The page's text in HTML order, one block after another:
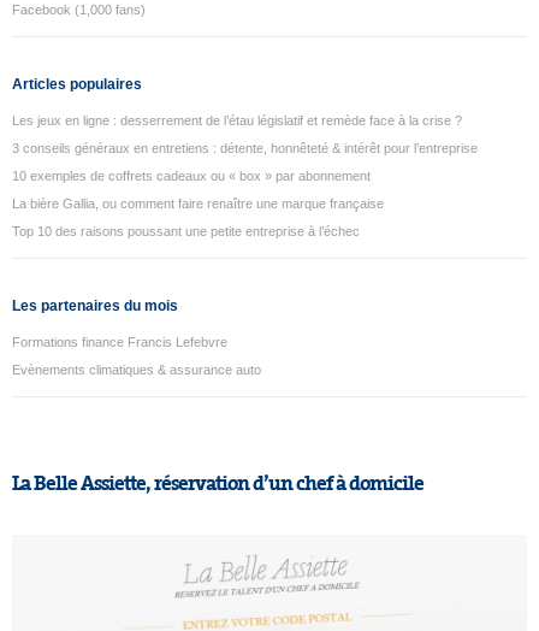
Facebook (1,000 fans)
Articles populaires
Les jeux en ligne : desserrement de l’étau législatif et remède face à la crise ?
3 conseils généraux en entretiens : détente, honnêteté & intérêt pour l’entreprise
10 exemples de coffrets cadeaux ou « box » par abonnement
La bière Gallia, ou comment faire renaître une marque française
Top 10 des raisons poussant une petite entreprise à l’échec
Les partenaires du mois
Formations finance Francis Lefebvre
Evènements climatiques & assurance auto
La Belle Assiette, réservation d’un chef à domicile